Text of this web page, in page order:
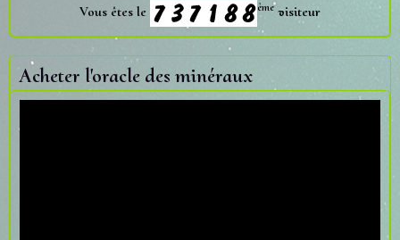
Vous êtes le ème visiteur
Acheter l'oracle des minéraux